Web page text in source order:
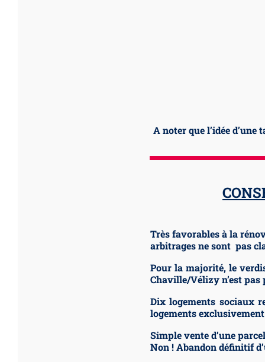
A noter que l’idée
Très favorables à la
arbitrages ne sont pas
Pour la majorité, le
Chaville/Vélizy n’est
Dix logements sociaux
logements
Simple vente d’une
Non ! Abandon définitif